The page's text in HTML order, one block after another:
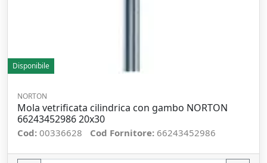
Disponibile
NORTON
Mola vetrificata cilindrica con gambo NORTON
66243452986 20x30
Cod: 00336628 Cod Fornitore: 66243452986